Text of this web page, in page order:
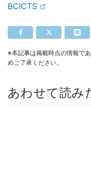
BCICTS
※本記事は掲載時点の情報で
めご了承ください。
あわせて読み